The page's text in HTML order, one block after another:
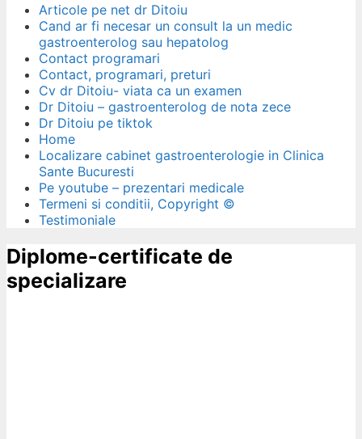
Articole pe net dr Ditoiu
Cand ar fi necesar un consult la un medic
gastroenterolog sau hepatolog
Contact programari
Contact, programari, preturi
Cv dr Ditoiu- viata ca un examen
Dr Ditoiu – gastroenterolog de nota zece
Dr Ditoiu pe tiktok
Home
Localizare cabinet gastroenterologie in Clinica
Sante Bucuresti
Pe youtube – prezentari medicale
Termeni si conditii, Copyright ©
Testimoniale
Diplome-certificate de
specializare